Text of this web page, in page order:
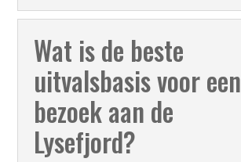
Wat is de beste
uitvalsbasis voor een
bezoek aan de
Lysefjord?